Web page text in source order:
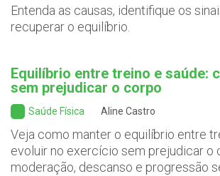
Entenda as causas, identifique os
recuperar o equilíbrio.
Equilíbrio entre treino e saúde:
sem prejudicar o corpo
Saúde Física Aline Castro
Veja como manter o equilíbrio entre
evoluir no exercício sem prejudicar o
moderação, descanso e progressão